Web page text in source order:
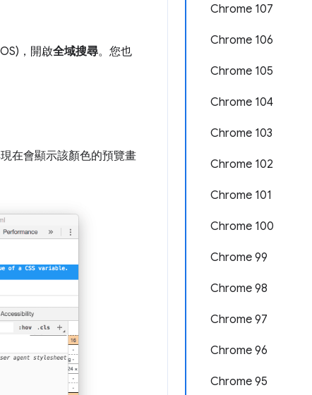
Chrome 107
Chrome 106
Chrome 105
Chrome 104
Chrome 103
Chrome 102
Chrome 101
Chrome 100
Chrome 99
Chrome 98
Chrome 97
Chrome 96
Chrome 95
，開啟全域搜尋。您也
在會顯示該顏色的預覽畫